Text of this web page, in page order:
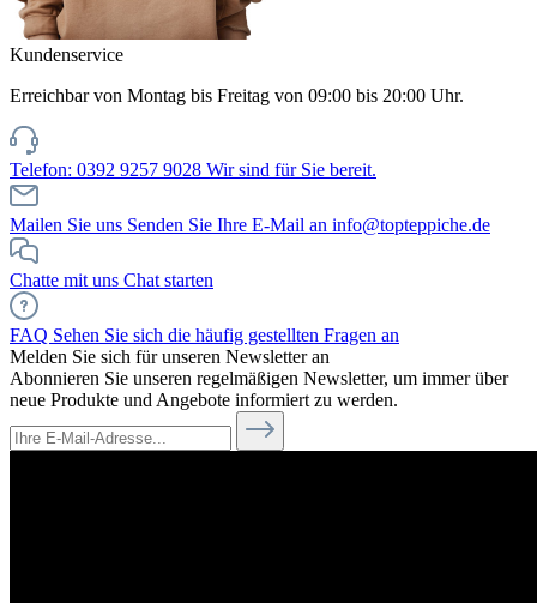
Kundenservice
Erreichbar von Montag bis Freitag von 09:00 bis 20:00 Uhr.
Telefon: 0392 9257 9028 Wir sind für Sie bereit.
Mailen Sie uns Senden Sie Ihre E-Mail an info@topteppiche.de
Chatte mit uns Chat starten
FAQ Sehen Sie sich die häufig gestellten Fragen an
Melden Sie sich für unseren Newsletter an
Abonnieren Sie unseren regelmäßigen Newsletter, um immer über
neue Produkte und Angebote informiert zu werden.